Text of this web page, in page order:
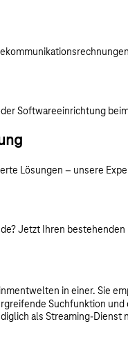
Softwareeinrichtung
Lösungen – unsere
Jetzt Ihren
in einer. Sie
Suchfunktion
als Streaming-Dienst